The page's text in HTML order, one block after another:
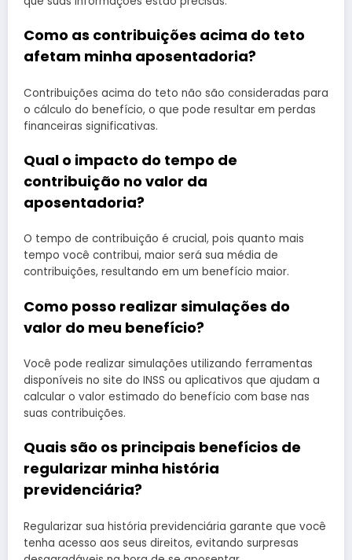
Como as contribuições acima do teto
afetam minha aposentadoria?
Contribuições acima do teto não são consideradas para
o cálculo do benefício, o que pode resultar em perdas
financeiras significativas.
Qual o impacto do tempo de
contribuição no valor da
aposentadoria?
O tempo de contribuição é crucial, pois quanto mais
tempo você contribui, maior será sua média de
contribuições, resultando em um benefício maior.
Como posso realizar simulações do
valor do meu benefício?
Você pode realizar simulações utilizando ferramentas
disponíveis no site do INSS ou aplicativos que ajudam a
calcular o valor estimado do benefício com base nas
suas contribuições.
Quais são os principais benefícios de
regularizar minha história
previdenciária?
Regularizar sua história previdenciária garante que você
tenha acesso aos seus direitos, evitando surpresas